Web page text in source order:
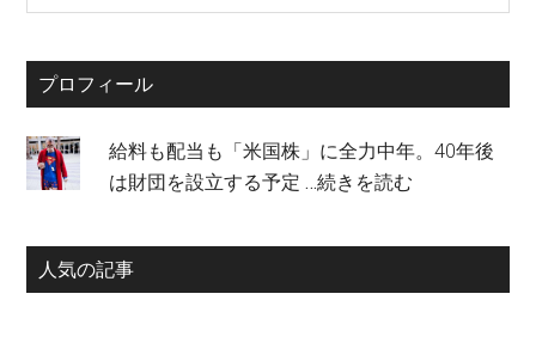
プロフィール
給料も配当も「米国株」に全力中年。40年後
は財団を設立する予定…続きを読む
人気の記事